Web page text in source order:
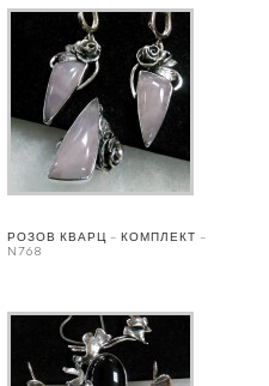
РОЗОВ КВАРЦ – КОМПЛЕКТ –
N768